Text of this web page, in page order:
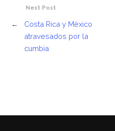
Next Post
←
Costa Rica y México
atravesados por la
cumbia